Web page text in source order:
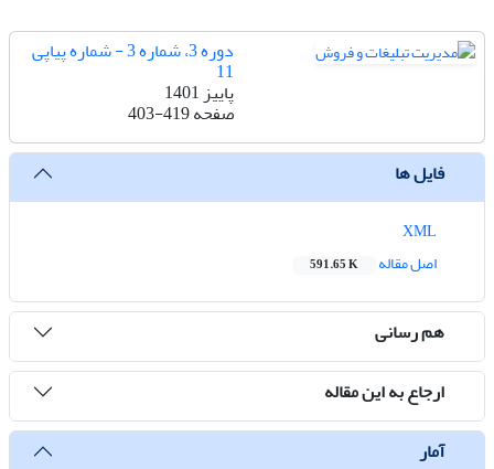
دوره 3، شماره 3 - شماره پیاپی
11
پاییز 1401
صفحه403-419
فایل ها
اصل مقاله
591.65 K
هم رسانی
ارجاع به این مقاله
آمار